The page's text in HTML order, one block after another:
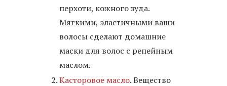
перхоти, кожного зуда.
Мягкими, эластичными ваши
волосы сделают домашние
маски для волос с репейным
маслом.
Касторовое масло. Вещество